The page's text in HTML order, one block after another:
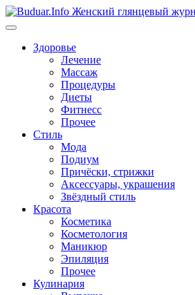
Перейти
к
Здоровье
Лечение
Массаж
Процедуры
Диеты
Фитнесс
Прочее
Стиль
Мода
Подиум
Причёски, стрижки
Аксессуары, украшения
Звёздный стиль
Красота
Косметика
Косметология
Маникюр
Эпиляция
Прочее
Кулинария